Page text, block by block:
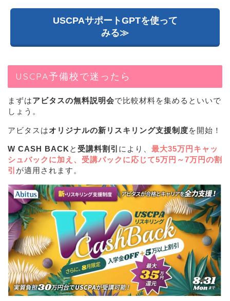
USCPAサポートGPTを使って
みる≫
USCPA予備校で迷ったら
まずはアビタスの無料説明会で比較材料を集めるといいで
しょう。
アビタスはオリジナルの新リスキリング支援制度を開始！
W CASH BACK と 受講料割引 により、 最大35万円キャッ
シュバック に加え、受講パックに応じて5万円～7万円の割
引 が適用されます。